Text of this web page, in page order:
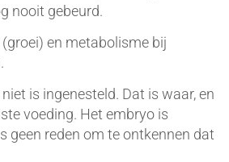
nooit gebeurd.
en metabolisme bij
is ingenesteld. Dat is waar, en
voeding. Het embryo is
geen reden om te ontkennen dat